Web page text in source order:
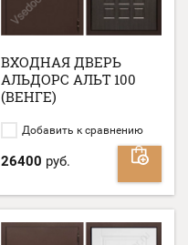
ВХОДНАЯ ДВЕРЬ
АЛЬДОРС АЛЬТ 100
(ВЕНГЕ)
Добавить к сравнению
26400 руб.